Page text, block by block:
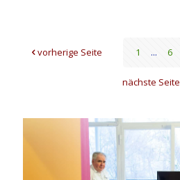
vorherige Seite 1 ... 6
nächste Seite